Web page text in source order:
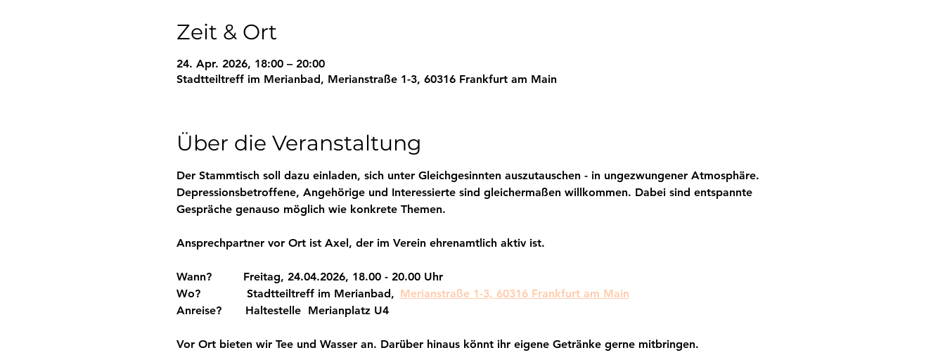
Zeit & Ort
24. Apr. 2026, 18:00 – 20:00
Stadtteiltreff im Merianbad, Merianstraße 1-3, 60316 Frankfurt am Main
Über die Veranstaltung
Der Stammtisch soll dazu einladen, sich unter Gleichgesinnten auszutauschen - in ungezwungener Atmosphäre.
Depressionsbetroffene, Angehörige und Interessierte sind gleichermaßen willkommen. Dabei sind entspannte
Gespräche genauso möglich wie konkrete Themen.
Ansprechpartner vor Ort ist Axel, der im Verein ehrenamtlich aktiv ist.
Wann?      Freitag, 24.04.2026, 18.00 - 20.00 Uhr
Wo?         Stadtteiltreff im Merianbad, Merianstraße 1-3, 60316 Frankfurt am Main
Anreise?     Haltestelle  Merianplatz U4
Vor Ort bieten wir Tee und Wasser an. Darüber hinaus könnt ihr eigene Getränke gerne mitbringen.